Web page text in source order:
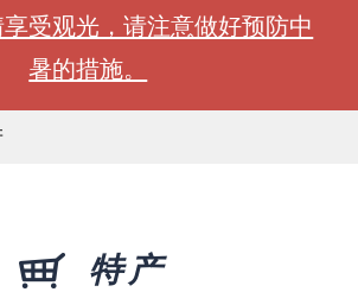
受观光，请注意做好预防中
暑的措施。
特产